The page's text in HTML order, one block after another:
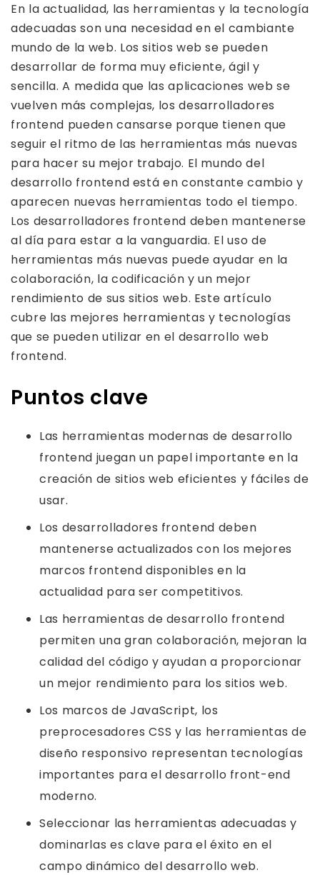
En la actualidad, las herramientas y la tecnología
adecuadas son una necesidad en el cambiante
mundo de la web. Los sitios web se pueden
desarrollar de forma muy eficiente, ágil y
sencilla. A medida que las aplicaciones web se
vuelven más complejas, los desarrolladores
frontend pueden cansarse porque tienen que
seguir el ritmo de las herramientas más nuevas
para hacer su mejor trabajo. El mundo del
desarrollo frontend está en constante cambio y
aparecen nuevas herramientas todo el tiempo.
Los desarrolladores frontend deben mantenerse
al día para estar a la vanguardia. El uso de
herramientas más nuevas puede ayudar en la
colaboración, la codificación y un mejor
rendimiento de sus sitios web. Este artículo
cubre las mejores herramientas y tecnologías
que se pueden utilizar en el desarrollo web
frontend.
Puntos clave
Las herramientas modernas de desarrollo
frontend juegan un papel importante en la
creación de sitios web eficientes y fáciles de
usar.
Los desarrolladores frontend deben
mantenerse actualizados con los mejores
marcos frontend disponibles en la
actualidad para ser competitivos.
Las herramientas de desarrollo frontend
permiten una gran colaboración, mejoran la
calidad del código y ayudan a proporcionar
un mejor rendimiento para los sitios web.
Los marcos de JavaScript, los
preprocesadores CSS y las herramientas de
diseño responsivo representan tecnologías
importantes para el desarrollo front-end
moderno.
Seleccionar las herramientas adecuadas y
dominarlas es clave para el éxito en el
campo dinámico del desarrollo web.